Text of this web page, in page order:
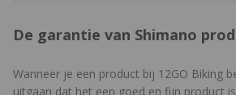
De garantie van Shimano
Wanneer je een product bij 12GO Biking
uitgaan dat het een goed en fijn product